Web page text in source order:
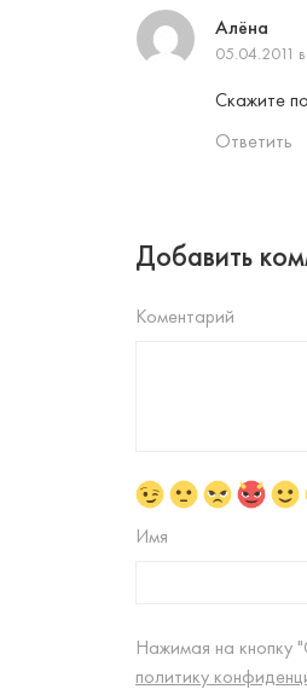
Алёна
05.04.2011
Скажите
Ответить
Добавить
Коментарий
Имя
Нажимая на кнопку
политику